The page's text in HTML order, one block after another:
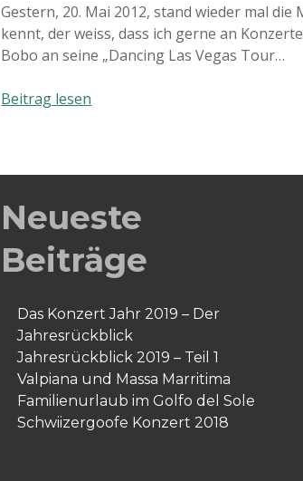
Gestern, 20. Mai 2012, stand wieder mal
kennt, der weiss, dass ich gerne an
Bobo an seine „Dancing Las Vegas Tour…
Beitrag lesen
Neueste
Beiträge
Das Konzert Jahr 2019 – Der
Jahresrückblick
Jahresrückblick 2019 – Teil 1
Valpiana und Massa Marritima
Familienurlaub im Golfo del Sole
Schwiizergoofe Konzert 2018